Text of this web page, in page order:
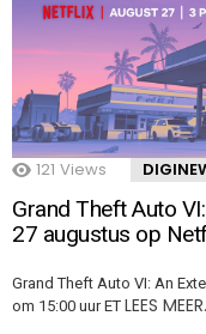
121 Views
Grand Theft Auto
27 augustus op
Grand Theft Auto VI: An
om 15:00 uur ET LEES